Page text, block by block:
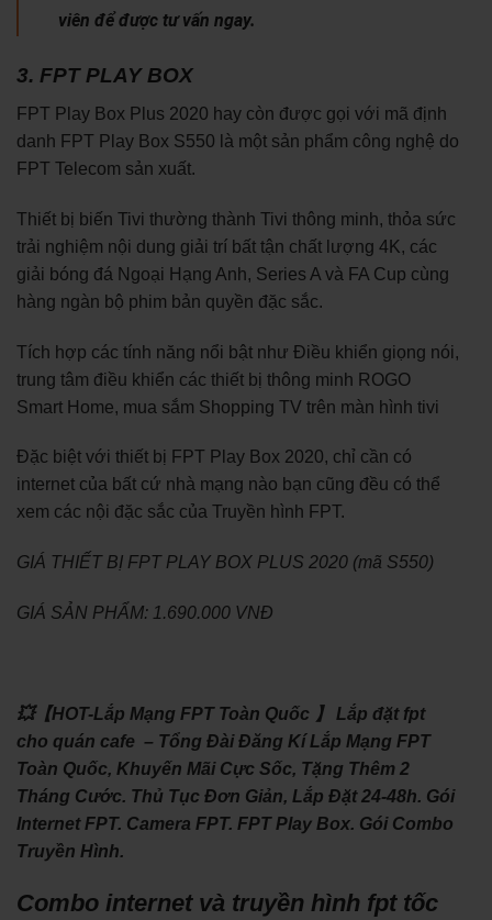
viên để được tư vấn ngay.
3. FPT PLAY BOX
FPT Play Box Plus 2020 hay còn được gọi với mã định
danh FPT Play Box S550 là một sản phẩm công nghệ do
FPT Telecom sản xuất.
Thiết bị biến Tivi thường thành Tivi thông minh, thỏa sức
trải nghiệm nội dung giải trí bất tận chất lượng 4K, các
giải bóng đá Ngoại Hạng Anh, Series A và FA Cup cùng
hàng ngàn bộ phim bản quyền đặc sắc.
Tích hợp các tính năng nổi bật như Điều khiển giọng nói,
trung tâm điều khiển các thiết bị thông minh ROGO
Smart Home, mua sắm Shopping TV trên màn hình tivi
Đặc biệt với thiết bị FPT Play Box 2020, chỉ cần có
internet của bất cứ nhà mạng nào bạn cũng đều có thể
xem các nội đặc sắc của Truyền hình FPT.
GIÁ THIẾT BỊ FPT PLAY BOX PLUS 2020 (mã S550)
GIÁ SẢN PHẨM: 1.690.000 VNĐ
💥【HOT-Lắp Mạng FPT Toàn Quốc 】 Lắp đặt fpt
cho quán cafe – Tổng Đài Đăng Kí Lắp Mạng FPT
Toàn Quốc, Khuyến Mãi Cực Sốc, Tặng Thêm 2
Tháng Cước. Thủ Tục Đơn Giản, Lắp Đặt 24-48h. Gói
Internet FPT. Camera FPT. FPT Play Box. Gói Combo
Truyền Hình.
Combo internet và truyền hình fpt tốc